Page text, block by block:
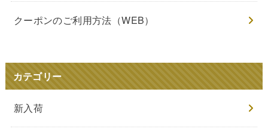
クーポンのご利用方法（WEB）
カテゴリー
新入荷